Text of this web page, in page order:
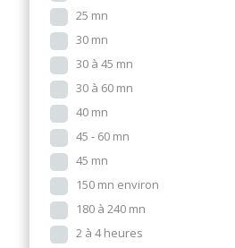
25 mn
30 mn
30 à 45 mn
30 à 60 mn
40 mn
45 - 60 mn
45 mn
150 mn environ
180 à 240 mn
2 à 4 heures